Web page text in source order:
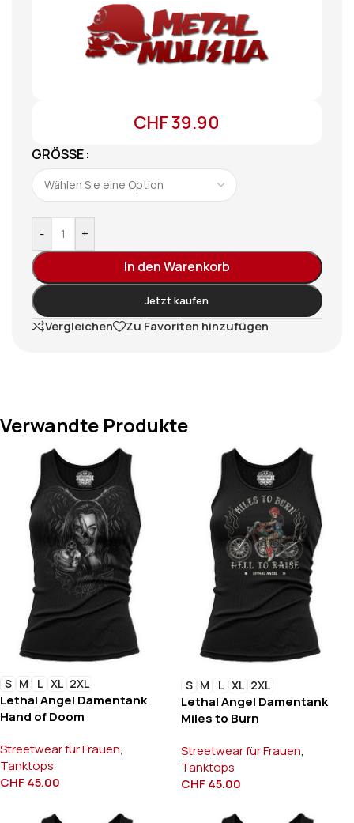
CHF39.90
GRÖSSE
- +
In den Warenkorb
Jetzt kaufen
Vergleichen Zu Favoriten hinzufügen
Verwandte Produkte
S M L XL 2XL
Lethal Angel Damentank
Hand of Doom
Streetwear für Frauen,
Tanktops
CHF45.00
S M L XL 2XL
Lethal Angel Damentank
Miles to Burn
Streetwear für Frauen,
Tanktops
CHF45.00